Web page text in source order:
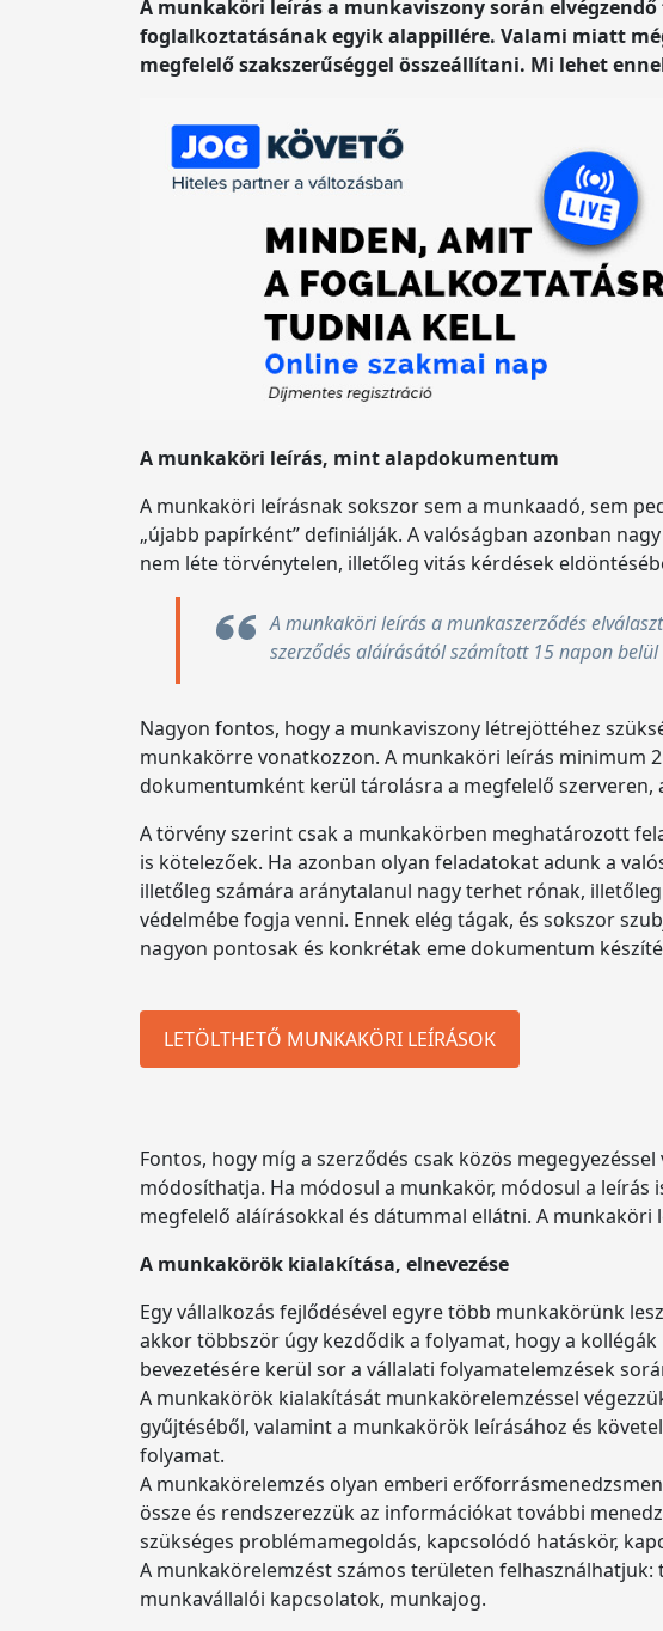
A munkaköri leírás a munkaviszony során
foglalkoztatásának egyik alappillére. Valami miatt
megfelelő szakszerűséggel összeállítani. Mi lehet
A munkaköri leírás, mint alapdokumentum
A munkaköri leírásnak sokszor sem a munkaadó, sem
„újabb papírként” definiálják. A valóságban azonban
nem léte törvénytelen, illetőleg vitás kérdések
A munkaköri leírás a munkaszerződés
szerződés aláírásától számított 15 napon
Nagyon fontos, hogy a munkaviszony létrejöttéhez
munkakörre vonatkozzon. A munkaköri leírás minimum
dokumentumként kerül tárolásra a megfelelő szerveren,
A törvény szerint csak a munkakörben meghatározott
is kötelezőek. Ha azonban olyan feladatokat adunk a
illetőleg számára aránytalanul nagy terhet rónak,
védelmébe fogja venni. Ennek elég tágak, és sokszor
nagyon pontosak és konkrétak eme dokumentum
LETÖLTHETŐ MUNKAKÖRI LEÍRÁSOK
Fontos, hogy míg a szerződés csak közös
módosíthatja. Ha módosul a munkakör, módosul a
megfelelő aláírásokkal és dátummal ellátni. A
A munkakörök kialakítása, elnevezése
Egy vállalkozás fejlődésével egyre több munkakörünk
akkor többször úgy kezdődik a folyamat, hogy a
bevezetésére kerül sor a vállalati folyamatelemzések
A munkakörök kialakítását munkakörelemzéssel
gyűjtéséből, valamint a munkakörök leírásához és
folyamat.
A munkakörelemzés olyan emberi
össze és rendszerezzük az információkat további
szükséges problémamegoldás, kapcsolódó hatáskör,
A munkakörelemzést számos területen
munkavállalói kapcsolatok, munkajog.